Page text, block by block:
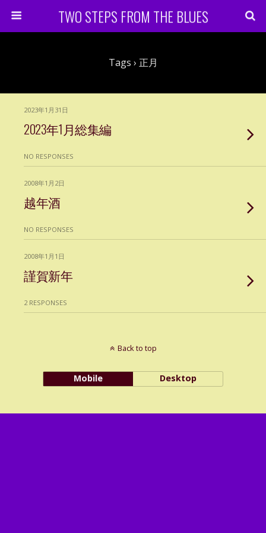
TWO STEPS FROM THE BLUES
Tags › 正月
2023年1月31日
2023年1月総集編
NO RESPONSES
2008年1月2日
越年酒
NO RESPONSES
2008年1月1日
謹賀新年
2 RESPONSES
Back to top
Mobile Desktop